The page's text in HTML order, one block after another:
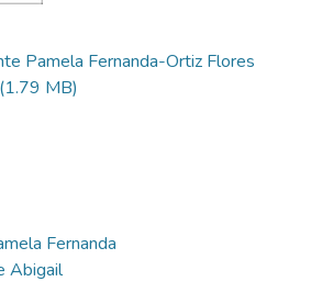
Pamela Fernanda-Ortiz Flores
MB)
Fernanda
Abigail